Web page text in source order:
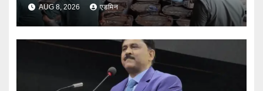
AUG 8, 2026 एडमिन